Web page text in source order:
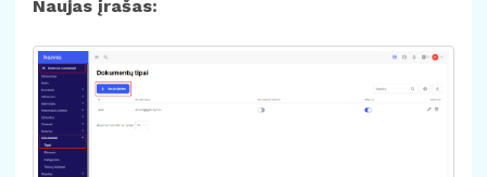
Naujas įrašas: